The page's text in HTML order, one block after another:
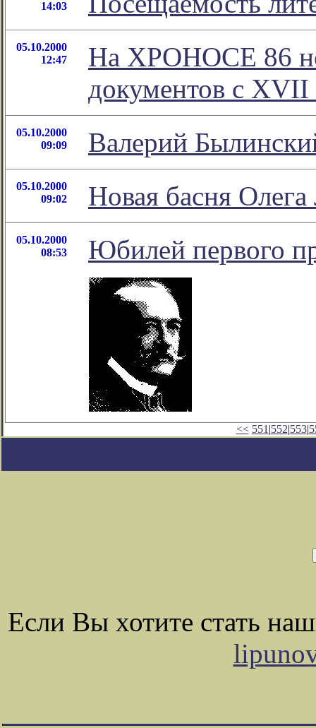
14:03
05.10.2000
12:47
На ХРОНОСЕ 86
документов с
05.10.2000
09:09
Валерий
05.10.2000
09:02
Новая басня
05.10.2000
08:53
Юбилей первого
<< 551 |552|553|
Если Вы хотите стать